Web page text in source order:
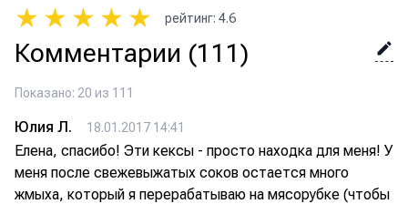
★ ★ ★ ★ ★ рейтинг: 4.6
Комментарии (111)
Показано: 20 из 111
Юлия Л. 18.01.2017 14:41
Елена, спасибо! Эти кексы - просто находка для меня! У
меня после свежевыжатых соков остается много
жмыха, который я перерабатываю на мясорубке (чтобы